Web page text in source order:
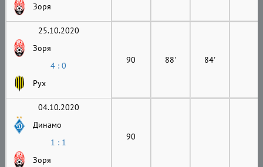
Зоря
25.10.2020
Зоря
4 : 0
Рух
90 88' 84'
04.10.2020
Динамо
1 : 1
Зоря
90